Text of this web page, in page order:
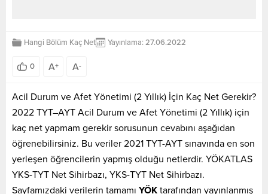
Hangi Bölüm Kaç Net Yayınlama: 27.06.2022
0 A+ A-
Acil Durum ve Afet Yönetimi (2 Yıllık) İçin Kaç Net Gerekir?
2022 TYT–AYT Acil Durum ve Afet Yönetimi (2 Yıllık) için
kaç net yapmam gerekir sorusunun cevabını aşağıdan
öğrenebilirsiniz. Bu veriler 2021 TYT-AYT sınavında en son
yerleşen öğrencilerin yapmış olduğu netlerdir. YÖKATLAS
YKS-TYT Net Sihirbazı, YKS-TYT Net Sihirbazı.
Sayfamızdaki verilerin tamamı YÖK tarafından yayınlanmış